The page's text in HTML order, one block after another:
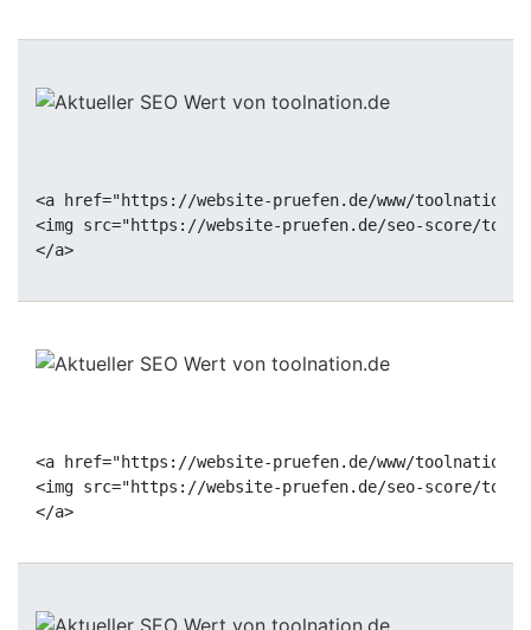
<a href="https://website-pruefen.de/www/
<img src="https://website-pruefen.de/seo-score/
<a href="https://website-pruefen.de/www/
<img src="https://website-pruefen.de/seo-score/